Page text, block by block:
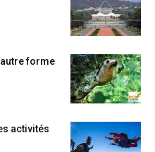
autre forme
activités